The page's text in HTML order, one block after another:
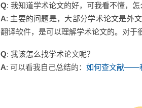
Q: 我知道学术论文的好，可我看不懂，怎
A: 主要的问题是，大部分学术论文是外
翻译软件，是可以理解学术论文的。对于
Q: 我该怎么找学术论文呢？
A: 可以看我自己总结的： 如何查文献——